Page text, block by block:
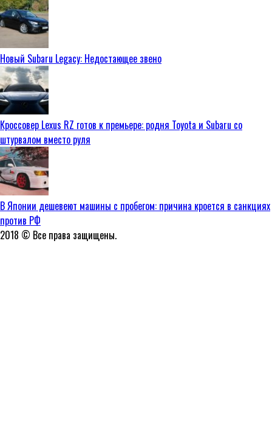
Новый Subaru Legacy: Недостающее звено
Кроссовер Lexus RZ готов к премьере: родня Toyota и Subaru со
штурвалом вместо руля
В Японии дешевеют машины с пробегом: причина кроется в санкциях
против РФ
2018 © Все права защищены.